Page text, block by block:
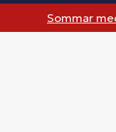
Sommar